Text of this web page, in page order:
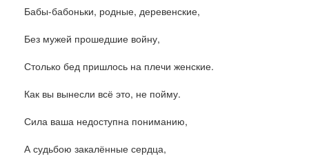
тыл
колхоз память
Бабы-бабоньки, родные, деревенские,
Без мужей прошедшие войну,
Столько бед пришлось на плечи женские.
Как вы вынесли всё это, не пойму.
Сила ваша недоступна пониманию,
А судьбою закалённые сердца,